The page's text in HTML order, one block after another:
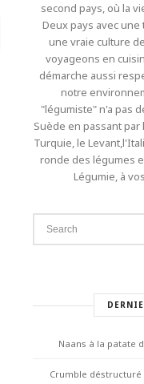
second pays, où la
Deux pays avec
une vraie culture
voyageons en
démarche aussi
notre
"légumiste" n'a pas
Suède en passant
Turquie, le
ronde des légumes
Légumie, à
Naans à la patate
Crumble